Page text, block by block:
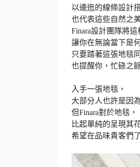
以逶迤的線條設計
也代表這些自然之
Finara設計團隊將
讓你在無論當下是
只要踏著這張地毯
也提醒你，忙碌之
入手一張地毯，
大部分人也許是因
但Finara對於地毯，
比起單純的呈現其
希望在品味貴客們